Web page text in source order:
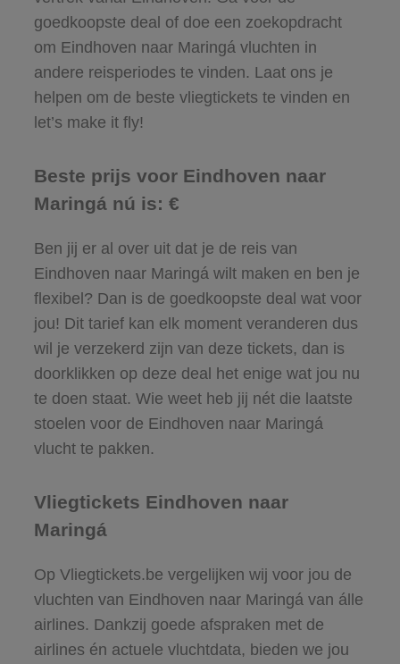
goedkoopste deal of doe een zoekopdracht
om Eindhoven naar Maringá vluchten in
andere reisperiodes te vinden. Laat ons je
helpen om de beste vliegtickets te vinden en
let’s make it fly!
Beste prijs voor Eindhoven naar
Maringá nú is: €
Ben jij er al over uit dat je de reis van
Eindhoven naar Maringá wilt maken en ben je
flexibel? Dan is de goedkoopste deal wat voor
jou! Dit tarief kan elk moment veranderen dus
wil je verzekerd zijn van deze tickets, dan is
doorklikken op deze deal het enige wat jou nu
te doen staat. Wie weet heb jij nét die laatste
stoelen voor de Eindhoven naar Maringá
vlucht te pakken.
Vliegtickets Eindhoven naar
Maringá
Op Vliegtickets.be vergelijken wij voor jou de
vluchten van Eindhoven naar Maringá van álle
airlines. Dankzij goede afspraken met de
airlines én actuele vluchtdata, bieden we jou